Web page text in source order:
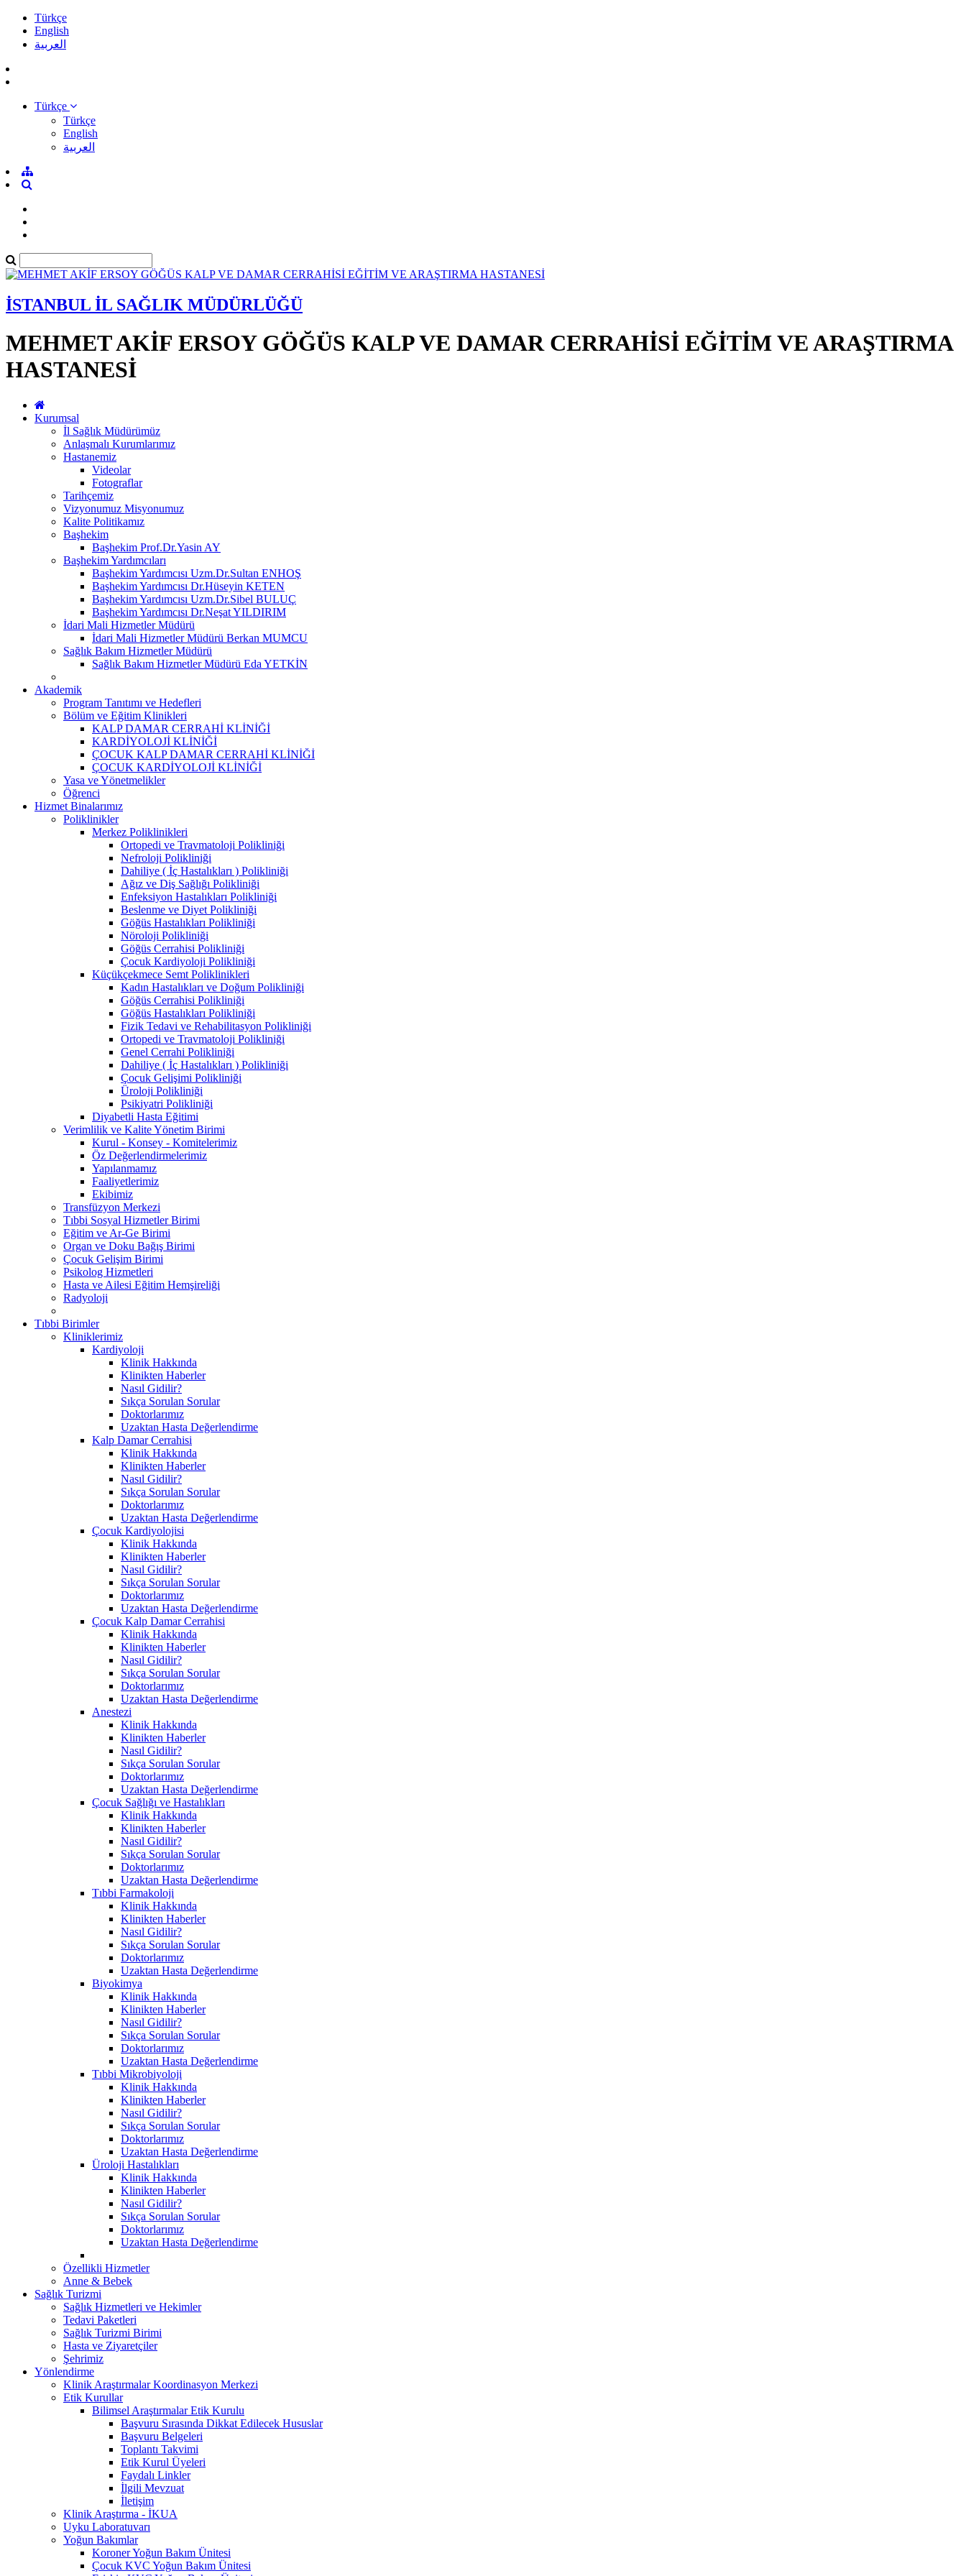
Türkçe
English
العربية
Türkçe
Türkçe
English
العربية
İSTANBUL İL SAĞLIK MÜDÜRLÜĞÜ
MEHMET AKİF ERSOY GÖĞÜS KALP VE DAMAR CERRAHİSİ EĞİTİM VE ARAŞTIRMA
HASTANESİ
Kurumsal
İl Sağlık Müdürümüz
Anlaşmalı Kurumlarımız
Hastanemiz
Videolar
Fotograflar
Tarihçemiz
Vizyonumuz Misyonumuz
Kalite Politikamız
Başhekim
Başhekim Prof.Dr.Yasin AY
Başhekim Yardımcıları
Başhekim Yardımcısı Uzm.Dr.Sultan ENHOŞ
Başhekim Yardımcısı Dr.Hüseyin KETEN
Başhekim Yardımcısı Uzm.Dr.Sibel BULUÇ
Başhekim Yardımcısı Dr.Neşat YILDIRIM
İdari Mali Hizmetler Müdürü
İdari Mali Hizmetler Müdürü Berkan MUMCU
Sağlık Bakım Hizmetler Müdürü
Sağlık Bakım Hizmetler Müdürü Eda YETKİN
Akademik
Program Tanıtımı ve Hedefleri
Bölüm ve Eğitim Klinikleri
KALP DAMAR CERRAHİ KLİNİĞİ
KARDİYOLOJİ KLİNİĞİ
ÇOCUK KALP DAMAR CERRAHİ KLİNİĞİ
ÇOCUK KARDİYOLOJİ KLİNİĞİ
Yasa ve Yönetmelikler
Öğrenci
Hizmet Binalarımız
Poliklinikler
Merkez Poliklinikleri
Ortopedi ve Travmatoloji Polikliniği
Nefroloji Polikliniği
Dahiliye ( İç Hastalıkları ) Polikliniği
Ağız ve Diş Sağlığı Polikliniği
Enfeksiyon Hastalıkları Polikliniği
Beslenme ve Diyet Polikliniği
Göğüs Hastalıkları Polikliniği
Nöroloji Polikliniği
Göğüs Cerrahisi Polikliniği
Çocuk Kardiyoloji Polikliniği
Küçükçekmece Semt Poliklinikleri
Kadın Hastalıkları ve Doğum Polikliniği
Göğüs Cerrahisi Polikliniği
Göğüs Hastalıkları Polikliniği
Fizik Tedavi ve Rehabilitasyon Polikliniği
Ortopedi ve Travmatoloji Polikliniği
Genel Cerrahi Polikliniği
Dahiliye ( İç Hastalıkları ) Polikliniği
Çocuk Gelişimi Polikliniği
Üroloji Polikliniği
Psikiyatri Polikliniği
Diyabetli Hasta Eğitimi
Verimlilik ve Kalite Yönetim Birimi
Kurul - Konsey - Komitelerimiz
Öz Değerlendirmelerimiz
Yapılanmamız
Faaliyetlerimiz
Ekibimiz
Transfüzyon Merkezi
Tıbbi Sosyal Hizmetler Birimi
Eğitim ve Ar-Ge Birimi
Organ ve Doku Bağış Birimi
Çocuk Gelişim Birimi
Psikolog Hizmetleri
Hasta ve Ailesi Eğitim Hemşireliği
Radyoloji
Tıbbi Birimler
Kliniklerimiz
Kardiyoloji
Klinik Hakkında
Klinikten Haberler
Nasıl Gidilir?
Sıkça Sorulan Sorular
Doktorlarımız
Uzaktan Hasta Değerlendirme
Kalp Damar Cerrahisi
Klinik Hakkında
Klinikten Haberler
Nasıl Gidilir?
Sıkça Sorulan Sorular
Doktorlarımız
Uzaktan Hasta Değerlendirme
Çocuk Kardiyolojisi
Klinik Hakkında
Klinikten Haberler
Nasıl Gidilir?
Sıkça Sorulan Sorular
Doktorlarımız
Uzaktan Hasta Değerlendirme
Çocuk Kalp Damar Cerrahisi
Klinik Hakkında
Klinikten Haberler
Nasıl Gidilir?
Sıkça Sorulan Sorular
Doktorlarımız
Uzaktan Hasta Değerlendirme
Anestezi
Klinik Hakkında
Klinikten Haberler
Nasıl Gidilir?
Sıkça Sorulan Sorular
Doktorlarımız
Uzaktan Hasta Değerlendirme
Çocuk Sağlığı ve Hastalıkları
Klinik Hakkında
Klinikten Haberler
Nasıl Gidilir?
Sıkça Sorulan Sorular
Doktorlarımız
Uzaktan Hasta Değerlendirme
Tıbbi Farmakoloji
Klinik Hakkında
Klinikten Haberler
Nasıl Gidilir?
Sıkça Sorulan Sorular
Doktorlarımız
Uzaktan Hasta Değerlendirme
Biyokimya
Klinik Hakkında
Klinikten Haberler
Nasıl Gidilir?
Sıkça Sorulan Sorular
Doktorlarımız
Uzaktan Hasta Değerlendirme
Tıbbi Mikrobiyoloji
Klinik Hakkında
Klinikten Haberler
Nasıl Gidilir?
Sıkça Sorulan Sorular
Doktorlarımız
Uzaktan Hasta Değerlendirme
Üroloji Hastalıkları
Klinik Hakkında
Klinikten Haberler
Nasıl Gidilir?
Sıkça Sorulan Sorular
Doktorlarımız
Uzaktan Hasta Değerlendirme
Özellikli Hizmetler
Anne & Bebek
Sağlık Turizmi
Sağlık Hizmetleri ve Hekimler
Tedavi Paketleri
Sağlık Turizmi Birimi
Hasta ve Ziyaretçiler
Şehrimiz
Yönlendirme
Klinik Araştırmalar Koordinasyon Merkezi
Etik Kurullar
Bilimsel Araştırmalar Etik Kurulu
Başvuru Sırasında Dikkat Edilecek Hususlar
Başvuru Belgeleri
Toplantı Takvimi
Etik Kurul Üyeleri
Faydalı Linkler
İlgili Mevzuat
İletişim
Klinik Araştırma - İKUA
Uyku Laboratuvarı
Yoğun Bakımlar
Koroner Yoğun Bakım Ünitesi
Çocuk KVC Yoğun Bakım Ünitesi